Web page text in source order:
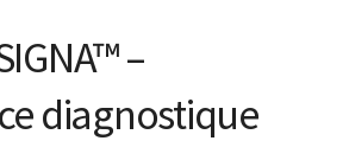
–
diagnostique